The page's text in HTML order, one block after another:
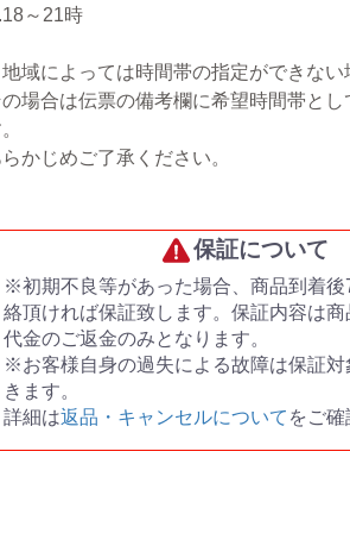
～21時
域によっては時間帯の指定ができない
場合は伝票の備考欄に希望時間帯とし
かじめご了承ください。
保証について
※初期不良等があった場合、商品到着後
絡頂ければ保証致します。保証内容は
代金のご返金のみとなります。
※お客様自身の過失による故障は保証対
きます。
詳細は返品・キャンセルについて をご確